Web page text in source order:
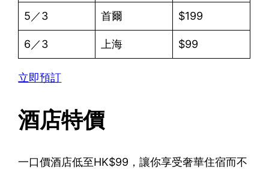
5／3 首爾 $199
6／3 上海 $99
立即預訂
酒店特價
一口價酒店低至HK$99，讓你享受奢華住宿而不